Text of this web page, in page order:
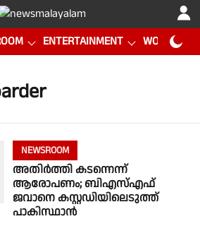
ENTERTAINMENT WORLD CUP
NEWSROOM
അതിർത്തി കടന്നെന്ന്
ആരോപണം; ബിഎസ്എഫ്
ജവാനെ കസ്റ്റഡിയിലെടുത്ത്
പാകിസ്ഥാൻ